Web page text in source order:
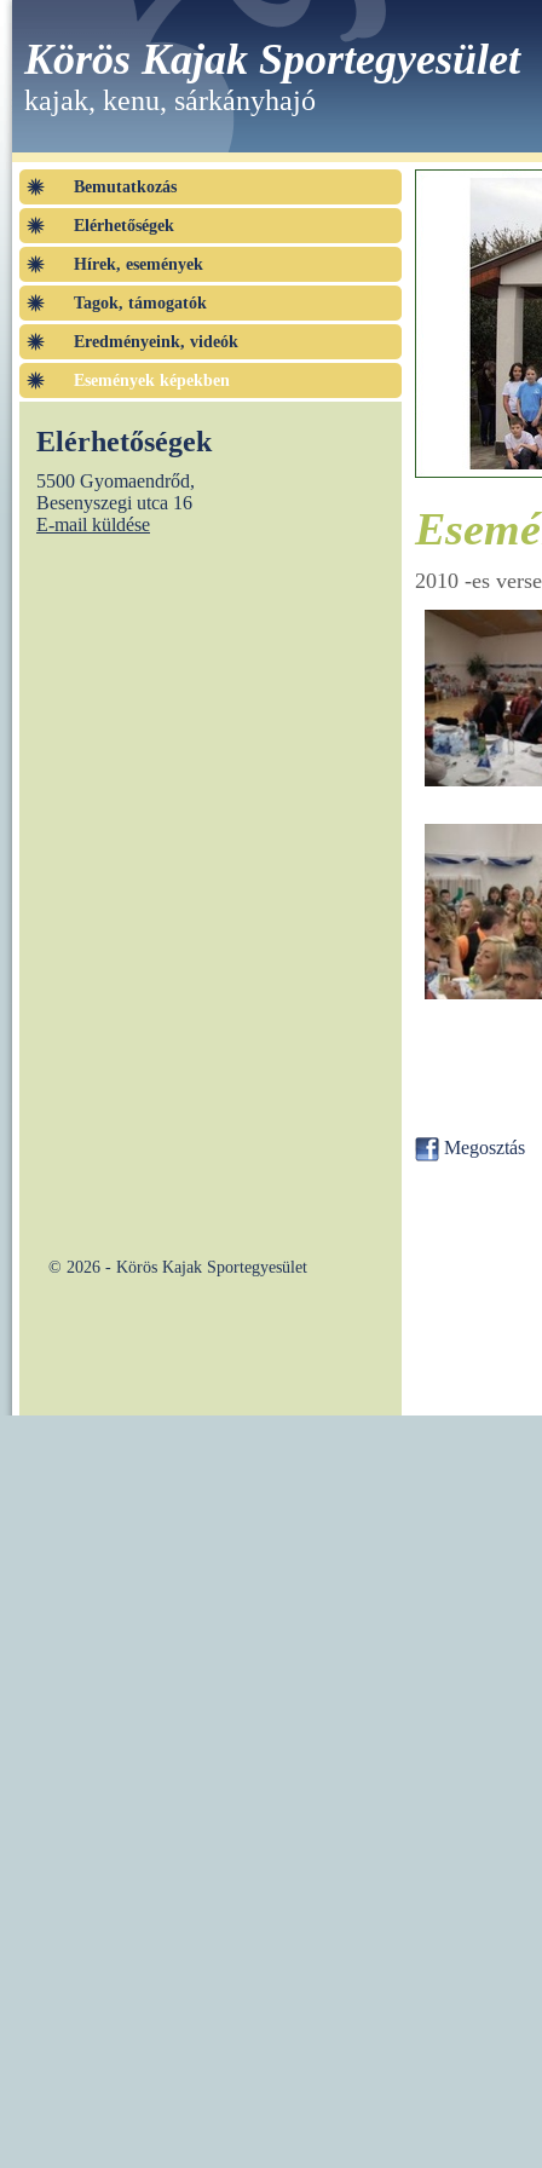
Körös Kajak Sportegyesület
kajak, kenu, sárkányhajó
Bemutatkozás
Elérhetőségek
Hírek, események
Tagok, támogatók
Eredményeink, videók
Események képekben
Elérhetőségek
5500 Gyomaendrőd,
Besenyszegi utca 16
E-mail küldése
2010 -es
Megosztás
© 2026 - Körös Kajak Sportegyesület